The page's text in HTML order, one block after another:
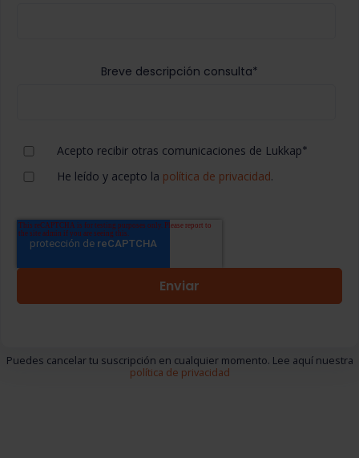
Breve descripción consulta*
Acepto recibir otras comunicaciones de Lukkap*
He leído y acepto la política de privacidad.
Puedes cancelar tu suscripción en cualquier momento. Lee aquí nuestra
política de privacidad